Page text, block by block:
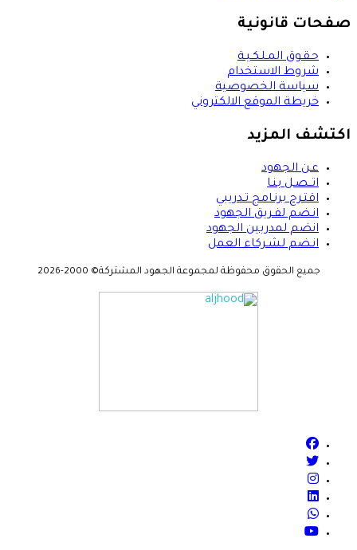
صفحات قانونية
حـقـوق المـلـكـيـة
شروط الاستخدام
سياسة الخصوصية
خريطة الموقع الالكتروني
اكتشف المزيد
عـن الجهود
اتــصـل بنـا
اقتـرح برنـامج تـدريبي
انـضم لفـريق الجهود
انضم لمدربين الجهود
انـضم لشـركاء العمل
جميع الحقوق محفوظة لمجموعة الجهود المشتركة© 2000-2026